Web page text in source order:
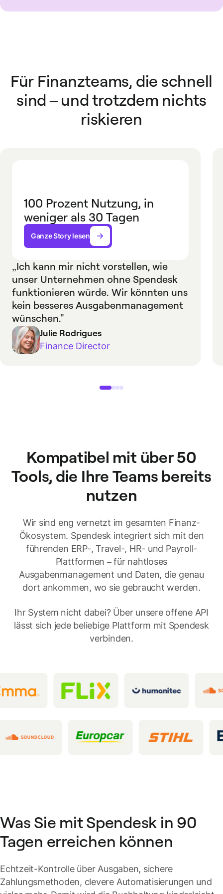
Für Finanzteams, die schnell
sind – und trotzdem nichts
riskieren
100 Prozent Nutzung, in
weniger als 30 Tagen
Ganze Story lesen
„Ich kann mir nicht vorstellen, wie
unser Unternehmen ohne Spendesk
funktionieren würde. Wir könnten uns
kein besseres Ausgabenmanagement
wünschen."
Julie Rodrigues
Finance Director
Kompatibel mit über 50
Tools, die Ihre Teams bereits
nutzen
Wir sind eng vernetzt im gesamten Finanz-
Ökosystem. Spendesk integriert sich mit den
führenden ERP-, Travel-, HR- und Payroll-
Plattformen – für nahtloses
Ausgabenmanagement und Daten, die genau
dort ankommen, wo sie gebraucht werden.
Ihr System nicht dabei? Über unsere offene API
lässt sich jede beliebige Plattform mit Spendesk
verbinden.
Was Sie mit Spendesk in 90
Tagen erreichen können
Echtzeit-Kontrolle über Ausgaben, sichere
Zahlungsmethoden, clevere Automatisierungen und